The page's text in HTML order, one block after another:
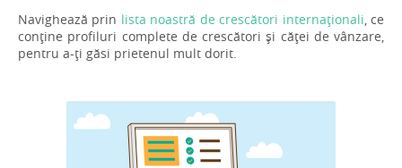
Navighează prin lista noastră de crescători internaționali, ce
conține profiluri complete de crescători și căței de vânzare,
pentru a-ți găsi prietenul mult dorit.